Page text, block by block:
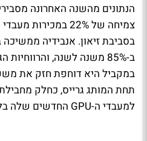
הנתונים מהשנה האחרונה
צמיחה של 22%
בסביבת זיאון. אנבידיה
תחת המותג גרייס, כחלק
למעבדי ה-GPU החדשים שלה בלאקוול.